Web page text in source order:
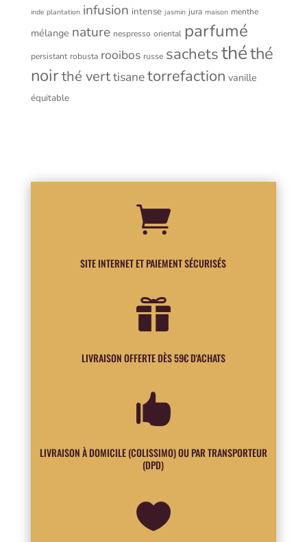
inde plantation infusion intense jasmin jura maison menthe
mélange nature nespresso oriental parfumé
persistant robusta rooibos russe sachetsthéthé
noirthé verttisanetorrefaction vanille
équitable

SITE INTERNET ET PAIEMENT SÉCURISÉS

LIVRAISON OFFERTE DÈS 59€ D'ACHATS

LIVRAISON À DOMICILE (COLISSIMO) OU PAR TRANSPORTEUR
(DPD)
